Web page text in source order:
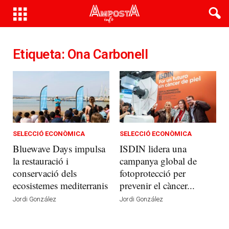
Etiqueta: Ona Carbonell
SELECCIÓ ECONÒMICA
Bluewave Days impulsa
la restauració i
conservació dels
ecosistemes mediterranis
Jordi González
SELECCIÓ ECONÒMICA
ISDIN lidera una
campanya global de
fotoprotecció per
prevenir el càncer...
Jordi González